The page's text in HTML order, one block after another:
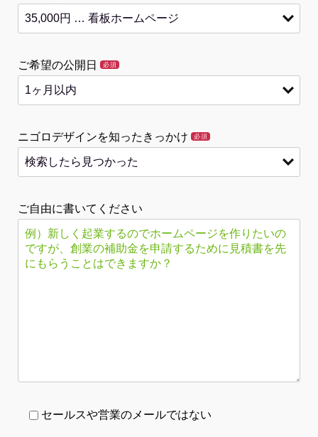
ご希望の公開日 必須
ニゴロデザインを知ったきっかけ 必須
ご自由に書いてください
セールスや営業のメールではない